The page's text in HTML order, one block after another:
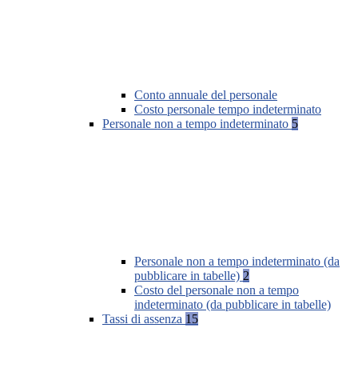
Conto annuale del personale
Costo personale tempo indeterminato
Personale non a tempo indeterminato 5
Personale non a tempo indeterminato (da
pubblicare in tabelle) 2
Costo del personale non a tempo
indeterminato (da pubblicare in tabelle)
Tassi di assenza 15